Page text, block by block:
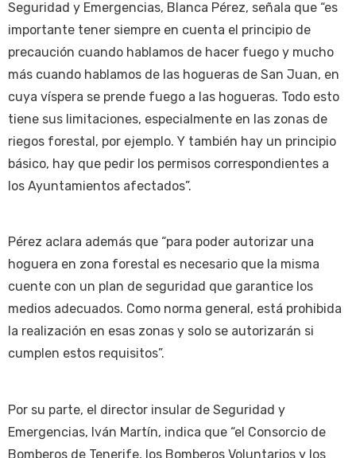
Seguridad y Emergencias, Blanca Pérez, señala que “es
importante tener siempre en cuenta el principio de
precaución cuando hablamos de hacer fuego y mucho
más cuando hablamos de las hogueras de San Juan, en
cuya víspera se prende fuego a las hogueras. Todo esto
tiene sus limitaciones, especialmente en las zonas de
riegos forestal, por ejemplo. Y también hay un principio
básico, hay que pedir los permisos correspondientes a
los Ayuntamientos afectados”.
Pérez aclara además que “para poder autorizar una
hoguera en zona forestal es necesario que la misma
cuente con un plan de seguridad que garantice los
medios adecuados. Como norma general, está prohibida
la realización en esas zonas y solo se autorizarán si
cumplen estos requisitos”.
Por su parte, el director insular de Seguridad y
Emergencias, Iván Martín, indica que “el Consorcio de
Bomberos de Tenerife, los Bomberos Voluntarios y los